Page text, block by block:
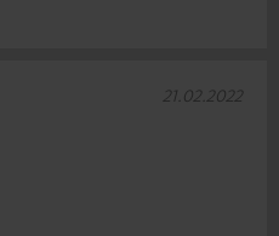
21.02.2022